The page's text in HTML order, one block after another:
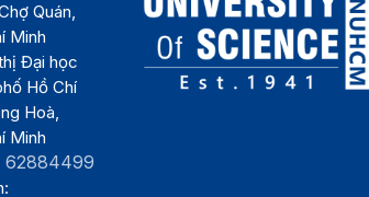
Quán,
Minh
Đại học
Hồ Chí
Hoà,
Minh
62884499